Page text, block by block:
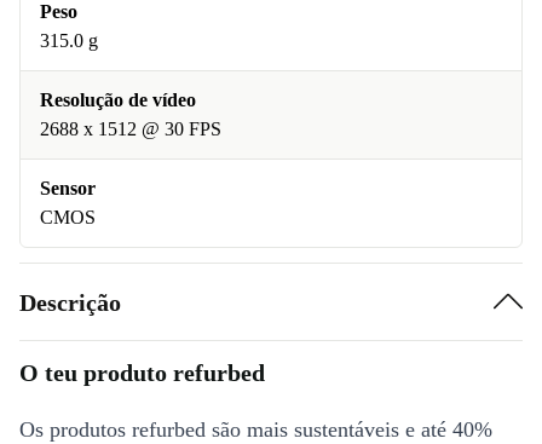
Peso
315.0 g
Resolução de vídeo
2688 x 1512 @ 30 FPS
Sensor
CMOS
Descrição
O teu produto refurbed
Os produtos refurbed são mais sustentáveis e até 40%